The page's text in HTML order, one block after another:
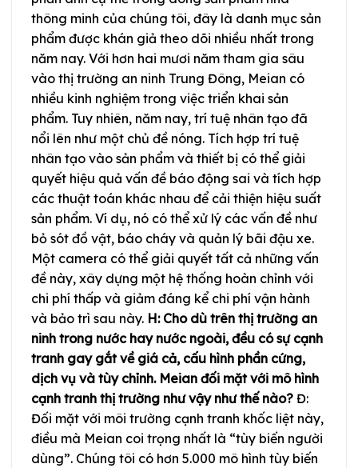
thông minh của chúng tôi, đây là danh mục sản
phẩm được khán giả theo dõi nhiều nhất trong
năm nay. Với hơn hai mươi năm tham gia sâu
vào thị trường an ninh Trung Đông, Meian có
nhiều kinh nghiệm trong việc triển khai sản
phẩm. Tuy nhiên, năm nay, trí tuệ nhân tạo đã
nổi lên như một chủ đề nóng. Tích hợp trí tuệ
nhân tạo vào sản phẩm và thiết bị có thể giải
quyết hiệu quả vấn đề báo động sai và tích hợp
các thuật toán khác nhau để cải thiện hiệu suất
sản phẩm. Ví dụ, nó có thể xử lý các vấn đề như
bỏ sót đồ vật, báo cháy và quản lý bãi đậu xe.
Một camera có thể giải quyết tất cả những vấn
đề này, xây dựng một hệ thống hoàn chỉnh với
chi phí thấp và giảm đáng kể chi phí vận hành
và bảo trì sau này. H: Cho dù trên thị trường an
ninh trong nước hay nước ngoài, đều có sự cạnh
tranh gay gắt về giá cả, cấu hình phần cứng,
dịch vụ và tùy chỉnh. Meian đối mặt với mô hình
cạnh tranh thị trường như vậy như thế nào? Đ:
Đối mặt với môi trường cạnh tranh khốc liệt này,
điều mà Meian coi trọng nhất là “tùy biến người
dùng”. Chúng tôi có hơn 5.000 mô hình tùy biến